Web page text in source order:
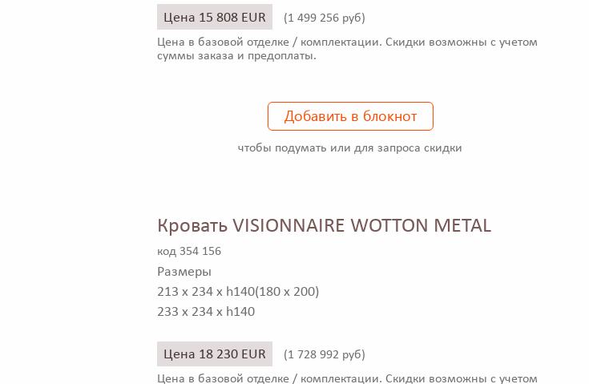
Цена 15 808 EUR (1 499 256 руб)
Цена в базовой отделке / комплектации. Скидки возможны с учетом
суммы заказа и предоплаты.
Добавить в блокнот
чтобы подумать или для запроса скидки
Кровать VISIONNAIRE WOTTON METAL
код 354 156
Размеры
213 x 234 x h140(180 x 200)
233 x 234 x h140
Цена 18 230 EUR (1 728 992 руб)
Цена в базовой отделке / комплектации. Скидки возможны с учетом